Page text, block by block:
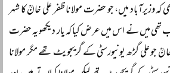
کہ وزیرآباد میں، جو حضرت مولانا ظفر علی خانؒ کا شہر
تھی میں نے اس میں عرض کیا کہ یار دیکھو یہ حضرت
خانؒ جو علی گڑھ یونیورسٹی کے گریجویٹ تھے مگر مولانا